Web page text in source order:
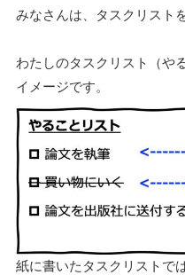
みなさんは、タスクリスト
わたしのタスクリスト（や
イメージです。
紙に書いたタスクリストで